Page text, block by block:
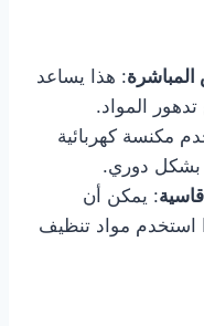
: هذا يساعد
تدهور المواد.
مكنسة كهربائية
بشكل دوري.
: يمكن أن
استخدم مواد تنظيف